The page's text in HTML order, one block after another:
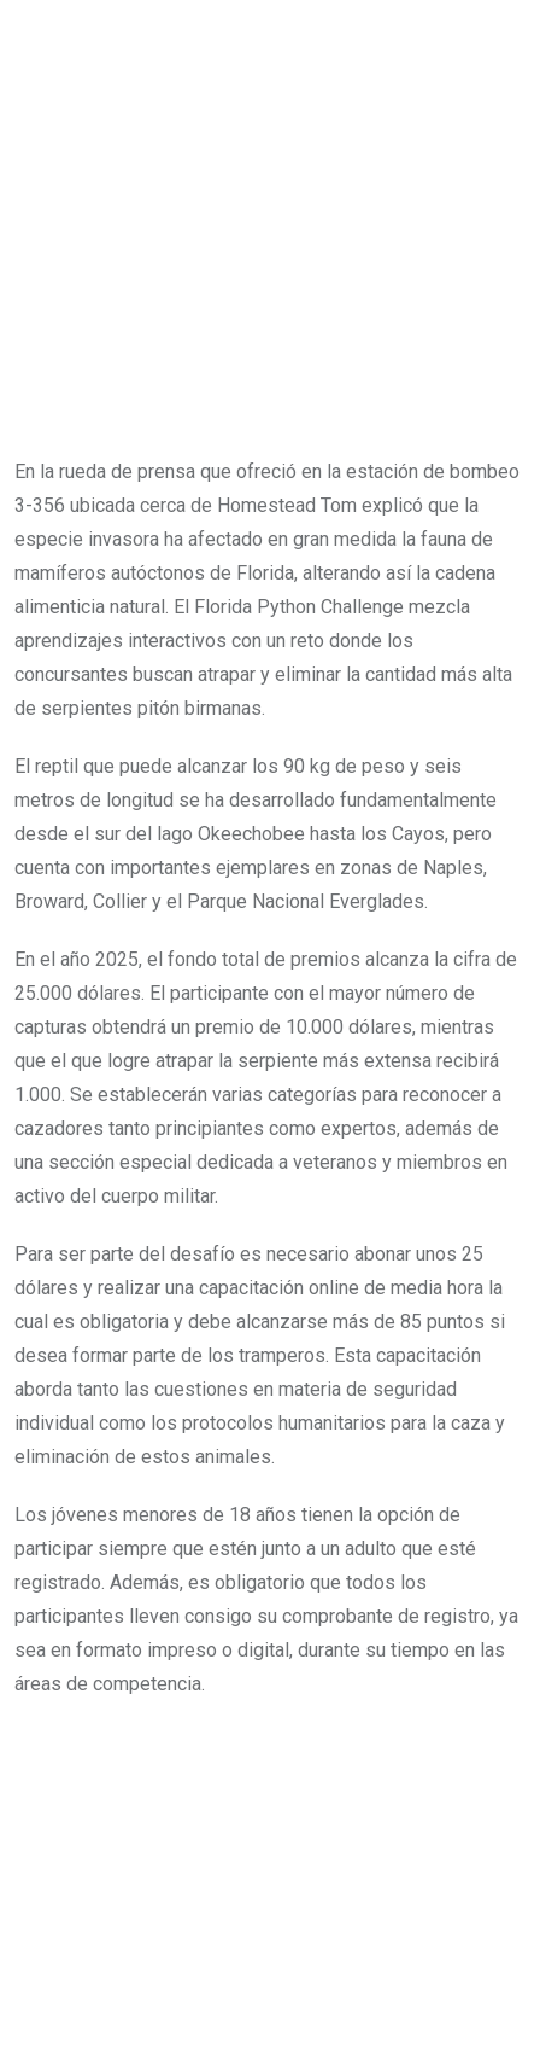
En la rueda de prensa que ofreció en la estación de bombeo
3-356 ubicada cerca de Homestead Tom explicó que la
especie invasora ha afectado en gran medida la fauna de
mamíferos autóctonos de Florida, alterando así la cadena
alimenticia natural. El Florida Python Challenge mezcla
aprendizajes interactivos con un reto donde los
concursantes buscan atrapar y eliminar la cantidad más alta
de serpientes pitón birmanas.
El reptil que puede alcanzar los 90 kg de peso y seis
metros de longitud se ha desarrollado fundamentalmente
desde el sur del lago Okeechobee hasta los Cayos, pero
cuenta con importantes ejemplares en zonas de Naples,
Broward, Collier y el Parque Nacional Everglades.
En el año 2025, el fondo total de premios alcanza la cifra de
25.000 dólares. El participante con el mayor número de
capturas obtendrá un premio de 10.000 dólares, mientras
que el que logre atrapar la serpiente más extensa recibirá
1.000. Se establecerán varias categorías para reconocer a
cazadores tanto principiantes como expertos, además de
una sección especial dedicada a veteranos y miembros en
activo del cuerpo militar.
Para ser parte del desafío es necesario abonar unos 25
dólares y realizar una capacitación online de media hora la
cual es obligatoria y debe alcanzarse más de 85 puntos si
desea formar parte de los tramperos. Esta capacitación
aborda tanto las cuestiones en materia de seguridad
individual como los protocolos humanitarios para la caza y
eliminación de estos animales.
Los jóvenes menores de 18 años tienen la opción de
participar siempre que estén junto a un adulto que esté
registrado. Además, es obligatorio que todos los
participantes lleven consigo su comprobante de registro, ya
sea en formato impreso o digital, durante su tiempo en las
áreas de competencia.